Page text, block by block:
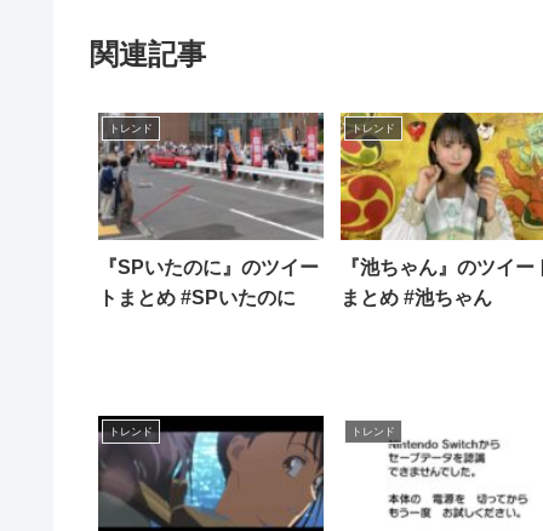
関連記事
トレンド
『SPいたのに』のツイー
トまとめ #SPいたのに
トレンド
『池ちゃん』のツイー
まとめ #池ちゃん
トレンド トレンド